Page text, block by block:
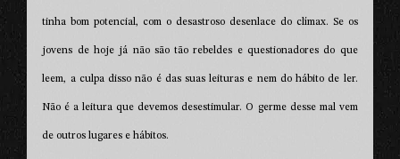
tinha bom potencial, com o desastroso desenlace do clímax. Se os
jovens de hoje já não são tão rebeldes e questionadores do que
leem, a culpa disso não é das suas leituras e nem do hábito de ler.
Não é a leitura que devemos desestimular. O germe desse mal vem
de outros lugares e hábitos.